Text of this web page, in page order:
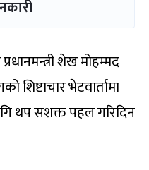
शेख मोहम्मद
भेटवार्तामा
थप सशक्त पहल गरिदिन